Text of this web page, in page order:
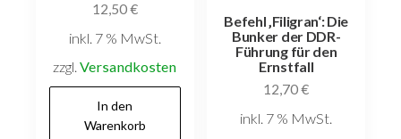
12,50€
inkl. 7 % MwSt.
zzgl.Versandkosten
In den
Warenkorb
Befehl ‚Filigran‘: Die
Bunker der DDR-
Führung für den
Ernstfall
12,70€
inkl. 7 % MwSt.